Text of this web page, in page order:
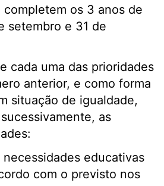
completem os 3 anos de
setembro e 31 de
cada uma das prioridades
anterior, e como forma
situação de igualdade,
as
necessidades educativas
com o previsto nos